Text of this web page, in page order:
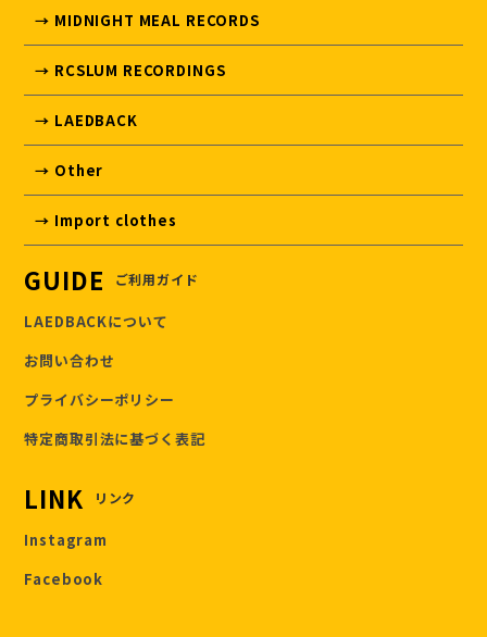
→ MIDNIGHT MEAL RECORDS
→ RCSLUM RECORDINGS
→ LAEDBACK
→ Other
→ Import clothes
GUIDE ご利用ガイド
LAEDBACKについて
お問い合わせ
プライバシーポリシー
特定商取引法に基づく表記
LINK リンク
Instagram
Facebook